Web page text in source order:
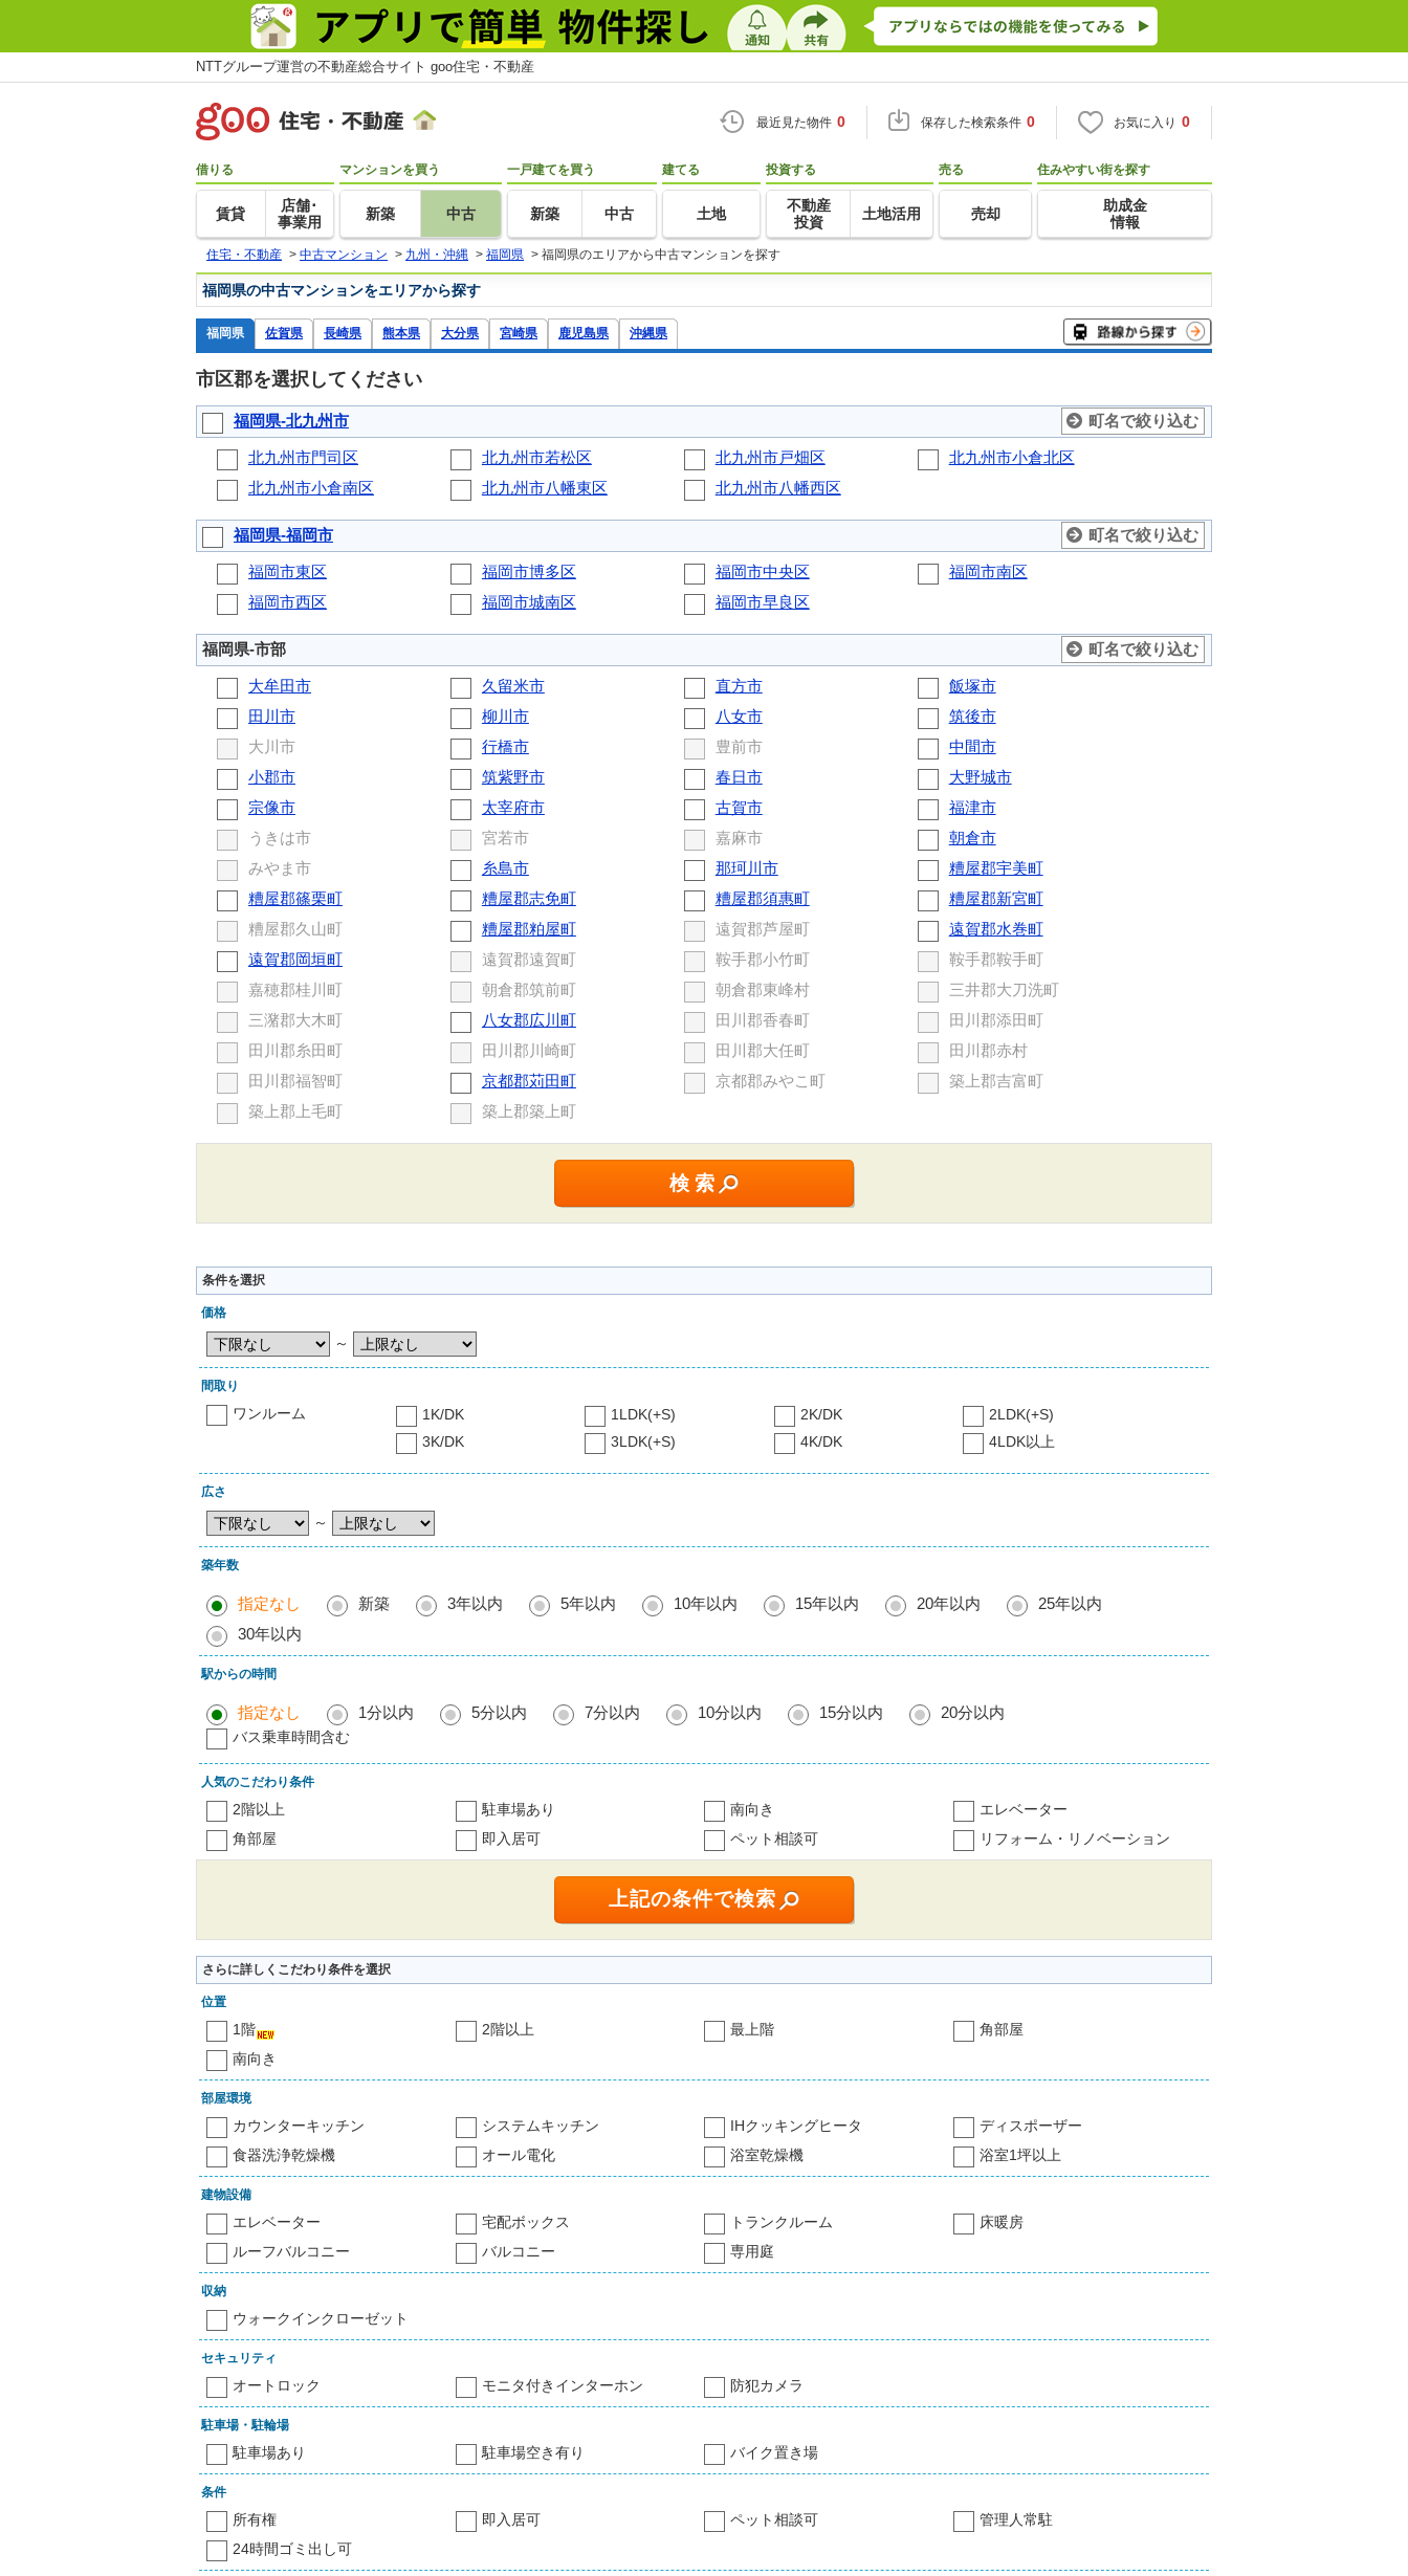
NTTグループ運営の不動産総合サイト goo住宅・不動産
最近見た物件 0 保存した検索条件 0 お気に入り 0
借りる
賃貸
店舗･
事業用
マンションを買う
新築 中古
一戸建てを買う
新築 中古
建てる
土地
投資する
不動産
投資
土地活用
売る
売却
住みやすい街を探す
助成金
情報
住宅・不動産 > 中古マンション > 九州・沖縄 > 福岡県 > 福岡県のエリアから中古マンションを探す
福岡県の中古マンションをエリアから探す
福岡県 佐賀県 長崎県 熊本県 大分県 宮崎県 鹿児島県 沖縄県
市区郡を選択してください
福岡県-北九州市 町名で絞り込む
北九州市門司区 北九州市若松区 北九州市戸畑区
北九州市小倉北区
北九州市小倉南区
北九州市八幡東区 北九州市八幡西区
福岡県-福岡市 町名で絞り込む
福岡市東区 福岡市博多区 福岡市中央区
福岡市南区
福岡市西区
福岡市城南区 福岡市早良区
福岡県-市部 町名で絞り込む
大牟田市 久留米市 直方市
飯塚市
田川市
柳川市 八女市
筑後市
大川市
行橋市 豊前市
中間市
小郡市
筑紫野市 春日市
大野城市
宗像市
太宰府市 古賀市
福津市
うきは市
宮若市 嘉麻市
朝倉市
みやま市
糸島市 那珂川市
糟屋郡宇美町
糟屋郡篠栗町
糟屋郡志免町 糟屋郡須惠町
糟屋郡新宮町
糟屋郡久山町
糟屋郡粕屋町 遠賀郡芦屋町
遠賀郡水巻町
遠賀郡岡垣町
遠賀郡遠賀町 鞍手郡小竹町
鞍手郡鞍手町
嘉穂郡桂川町
朝倉郡筑前町 朝倉郡東峰村
三井郡大刀洗町
三潴郡大木町
八女郡広川町 田川郡香春町
田川郡添田町
田川郡糸田町
田川郡川崎町 田川郡大任町
田川郡赤村
田川郡福智町
京都郡苅田町 京都郡みやこ町
築上郡吉富町
築上郡上毛町
築上郡築上町
条件を選択
価格
～
間取り
ワンルーム 1K/DK 1LDK(+S) 2K/DK
2LDK(+S)
3K/DK
3LDK(+S) 4K/DK 4LDK以上
広さ
～
築年数
指定なし 新築 3年以内 5年以内 10年以内 15年以内 20年以内
25年以内
30年以内
駅からの時間
指定なし 1分以内 5分以内 7分以内 10分以内 15分以内 20分以内
バス乗車時間含む
人気のこだわり条件
2階以上 駐車場あり 南向き
エレベーター
角部屋
即入居可 ペット相談可 リフォーム・リノベーション
さらに詳しくこだわり条件を選択
位置
1階 2階以上 最上階
角部屋
南向き
部屋環境
カウンターキッチン システムキッチン IHクッキングヒータ
ディスポーザー
食器洗浄乾燥機
オール電化 浴室乾燥機 浴室1坪以上
建物設備
エレベーター 宅配ボックス トランクルーム
床暖房
ルーフバルコニー
バルコニー 専用庭
収納
ウォークインクローゼット
セキュリティ
オートロック モニタ付きインターホン 防犯カメラ
駐車場・駐輪場
駐車場あり 駐車場空き有り バイク置き場
条件
所有権 即入居可 ペット相談可
管理人常駐
24時間ゴミ出し可